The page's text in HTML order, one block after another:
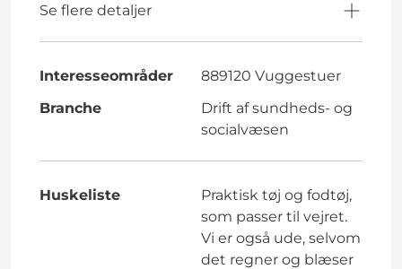
Se flere detaljer
Interesseområder
889120 Vuggestuer
Branche
Drift af sundheds- og
socialvæsen
Huskeliste
Praktisk tøj og fodtøj,
som passer til vejret.
Vi er også ude, selvom
det regner og blæser